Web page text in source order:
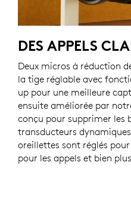
DES APPELS
Deux micros à réduction
la tige réglable avec
up pour une meilleure
ensuite améliorée par
conçu pour supprimer les
transducteurs
oreillettes sont réglés
pour les appels et bien